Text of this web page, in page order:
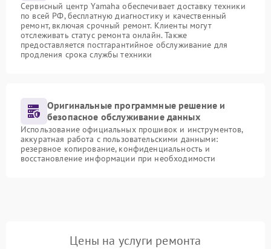
Сервисный центр Yamaha обеспечивает доставку техники
по всей РФ, бесплатную диагностику и качественный
ремонт, включая срочный ремонт. Клиенты могут
отслеживать статус ремонта онлайн. Также
предоставляется постгарантийное обслуживание для
продления срока службы техники
Оригинальные программные решение и
безопасное обслуживание данных
Использование официальных прошивок и инструментов,
аккуратная работа с пользовательскими данными:
резервное копирование, конфиденциальность и
восстановление информации при необходимости
Цены на услуги ремонта